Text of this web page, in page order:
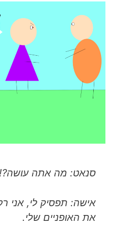
סנאט: מה אתה עושה?!
אישה: תפסיק לי, אני
את האופניים שלי.